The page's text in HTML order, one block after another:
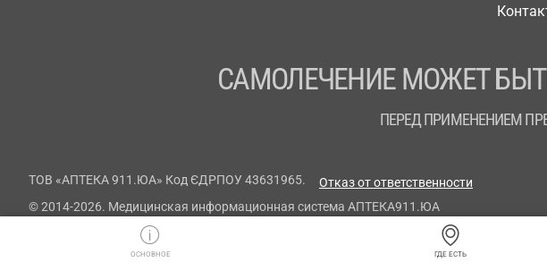
ОСНОВНОЕ ГДЕ ЕСТЬ
САМОЛЕЧЕНИЕ МОЖЕТ
ПЕРЕД ПРИМЕНЕНИЕМ
ТОВ «АПТЕКА 911.ЮА» Код ЄДРПОУ 43631965.
Отказ от ответственности
© 2014-2026. Медицинская информационная система АПТЕКА911.ЮА